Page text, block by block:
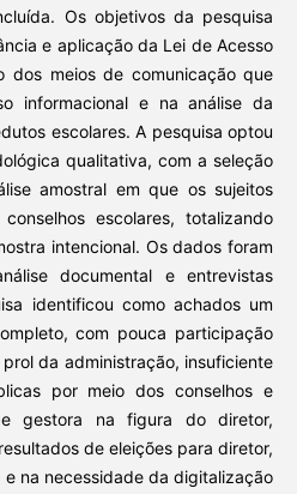
Os objetivos da pesquisa
e aplicação da Lei de Acesso
dos meios de comunicação que
informacional e na análise da
escolares. A pesquisa optou
qualitativa, com a seleção
amostral em que os sujeitos
escolares, totalizando
intencional. Os dados foram
documental e entrevistas
identificou como achados um
com pouca participação
da administração, insuficiente
por meio dos conselhos e
gestora na figura do diretor,
de eleições para diretor,
na necessidade da digitalização